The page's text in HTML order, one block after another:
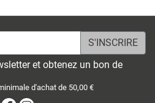
et obtenez un bon de
d'achat de 50,00 €